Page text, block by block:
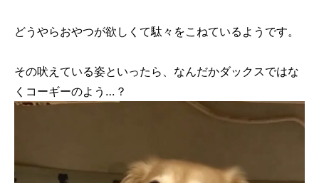
どうやらおやつが欲しくて駄々をこねているようです。
その吠えている姿といったら、なんだかダックスではな
くコーギーのよう…？